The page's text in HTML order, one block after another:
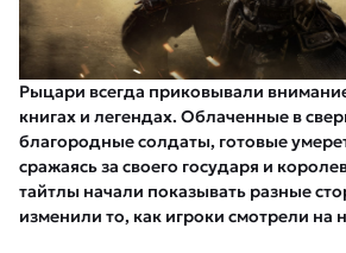
Рыцари всегда приковывали
книгах и легендах. Облаченные в
благородные солдаты, готовые
сражаясь за своего государя и
тайтлы начали показывать разные
изменили то, как игроки смотрели на